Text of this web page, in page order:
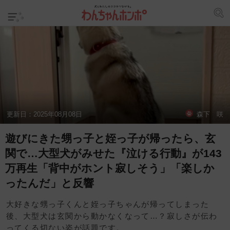
更新日： 2025年08月08日 森下 咲
遊びにきた甥っ子と姪っ子が帰ったら、玄
関で…大型犬がみせた『泣ける行動』が143
万再生「背中がホント寂しそう」「楽しか
ったんだ」と反響
大好きな甥っ子くんと姪っ子ちゃんが帰ってしまった
後、大型犬は玄関から動かなくなって…？寂しさが伝わ
ってくる切ない姿が話題です。